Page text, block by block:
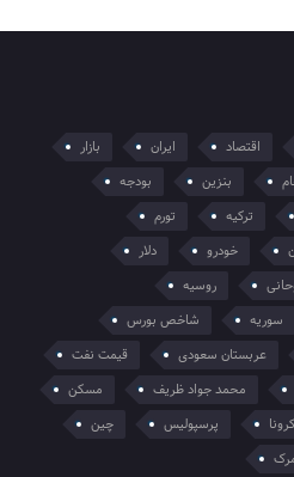
اقتصاد ایران
بازار
بنزین
بودجه
ترکیه
تورم
خودرو
دلار
روسیه
سوریه
شاخص بورس
عربستان سعودی
قیمت نفت
محمد جواد ظریف
مسکن
پرسپولیس
چین